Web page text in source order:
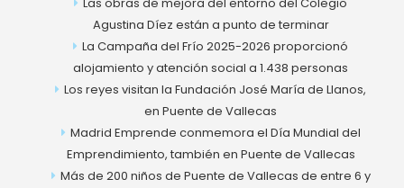
Las obras de mejora del entorno del Colegio
Agustina Díez están a punto de terminar
La Campaña del Frío 2025-2026 proporcionó
alojamiento y atención social a 1.438 personas
Los reyes visitan la Fundación José María de Llanos,
en Puente de Vallecas
Madrid Emprende conmemora el Día Mundial del
Emprendimiento, también en Puente de Vallecas
Más de 200 niños de Puente de Vallecas de entre 6 y